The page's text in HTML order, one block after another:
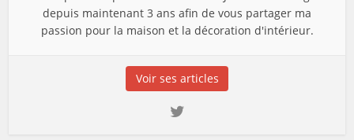
depuis maintenant 3 ans afin de vous partager ma
passion pour la maison et la décoration d'intérieur.
Voir ses articles